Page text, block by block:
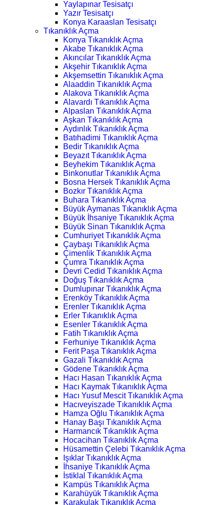
Yaylapınar Tesisatçı
Yazır Tesisatçı
Konya Karaaslan Tesisatçı
Tıkanıklık Açma
Konya Tıkanıklık Açma
Akabe Tıkanıklık Açma
Akıncılar Tıkanıklık Açma
Akşehir Tıkanıklık Açma
Akşemsettin Tıkanıklık Açma
Alaaddin Tıkanıklık Açma
Alakova Tıkanıklık Açma
Alavardı Tıkanıklık Açma
Alpaslan Tıkanıklık Açma
Aşkan Tıkanıklık Açma
Aydınlık Tıkanıklık Açma
Batıhadimi Tıkanıklık Açma
Bedir Tıkanıklık Açma
Beyazıt Tıkanıklık Açma
Beyhekim Tıkanıklık Açma
Binkonutlar Tıkanıklık Açma
Bosna Hersek Tıkanıklık Açma
Bozkır Tıkanıklık Açma
Buhara Tıkanıklık Açma
Büyük Aymanas Tıkanıklık Açma
Büyük İhsaniye Tıkanıklık Açma
Büyük Sinan Tıkanıklık Açma
Cumhuriyet Tıkanıklık Açma
Çaybaşı Tıkanıklık Açma
Çimenlik Tıkanıklık Açma
Çumra Tıkanıklık Açma
Devri Cedid Tıkanıklık Açma
Doğuş Tıkanıklık Açma
Dumlupınar Tıkanıklık Açma
Erenköy Tıkanıklık Açma
Erenler Tıkanıklık Açma
Erler Tıkanıklık Açma
Esenler Tıkanıklık Açma
Fatih Tıkanıklık Açma
Ferhuniye Tıkanıklık Açma
Ferit Paşa Tıkanıklık Açma
Gazali Tıkanıklık Açma
Gödene Tıkanıklık Açma
Hacı Hasan Tıkanıklık Açma
Hacı Kaymak Tıkanıklık Açma
Hacı Yusuf Mescit Tıkanıklık Açma
Hacıveyiszade Tıkanıklık Açma
Hamza Oğlu Tıkanıklık Açma
Hanay Başı Tıkanıklık Açma
Harmancık Tıkanıklık Açma
Hocacihan Tıkanıklık Açma
Hüsamettin Çelebi Tıkanıklık Açma
Işıklar Tıkanıklık Açma
İhsaniye Tıkanıklık Açma
İstiklal Tıkanıklık Açma
Kampüs Tıkanıklık Açma
Karahüyük Tıkanıklık Açma
Karakulak Tıkanıklık Açma